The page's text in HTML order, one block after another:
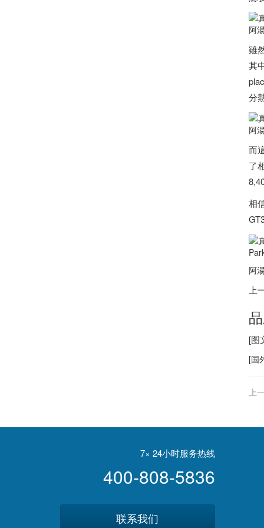
阿
雖
其
分
阿
而
了
相
阿
上
[图
[国
上
7× 24小时服务热线
400-808-5836
联系我们